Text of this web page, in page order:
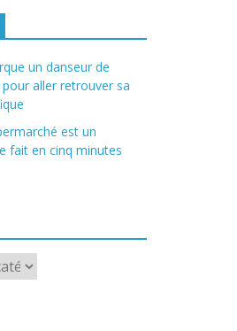
un danseur de
aller retrouver sa
est un
fait en cinq minutes